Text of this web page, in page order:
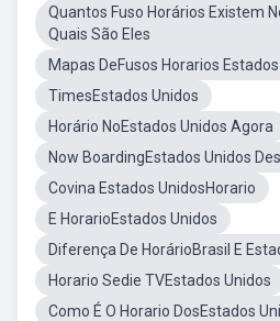
Quantos Fuso Horários Existem
Quais São Eles
Mapas DeFusos Horarios
TimesEstados Unidos
Horário NoEstados Unidos Agora
Now BoardingEstados Unidos
Covina Estados UnidosHorario
E HorarioEstados Unidos
Diferença De HorárioBrasil E
Horario Sedie TVEstados Unidos
Como É O Horario DosEstados